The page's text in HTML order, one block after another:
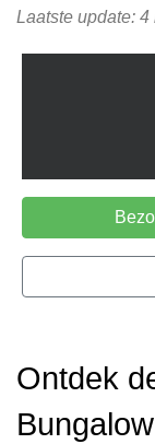
Laatste update:
Ontdek